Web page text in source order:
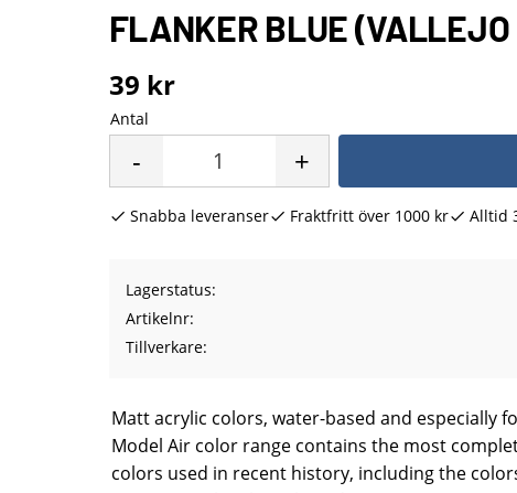
FLANKER BLUE (VALLEJO
39 kr
Antal
+
-
Snabba leveranser Fraktfritt över 1000 kr Alltid
Lagerstatus
Artikelnr
Tillverkare
Matt acrylic colors, water-based and especially
Model Air color range contains the most
colors used in recent history, including the